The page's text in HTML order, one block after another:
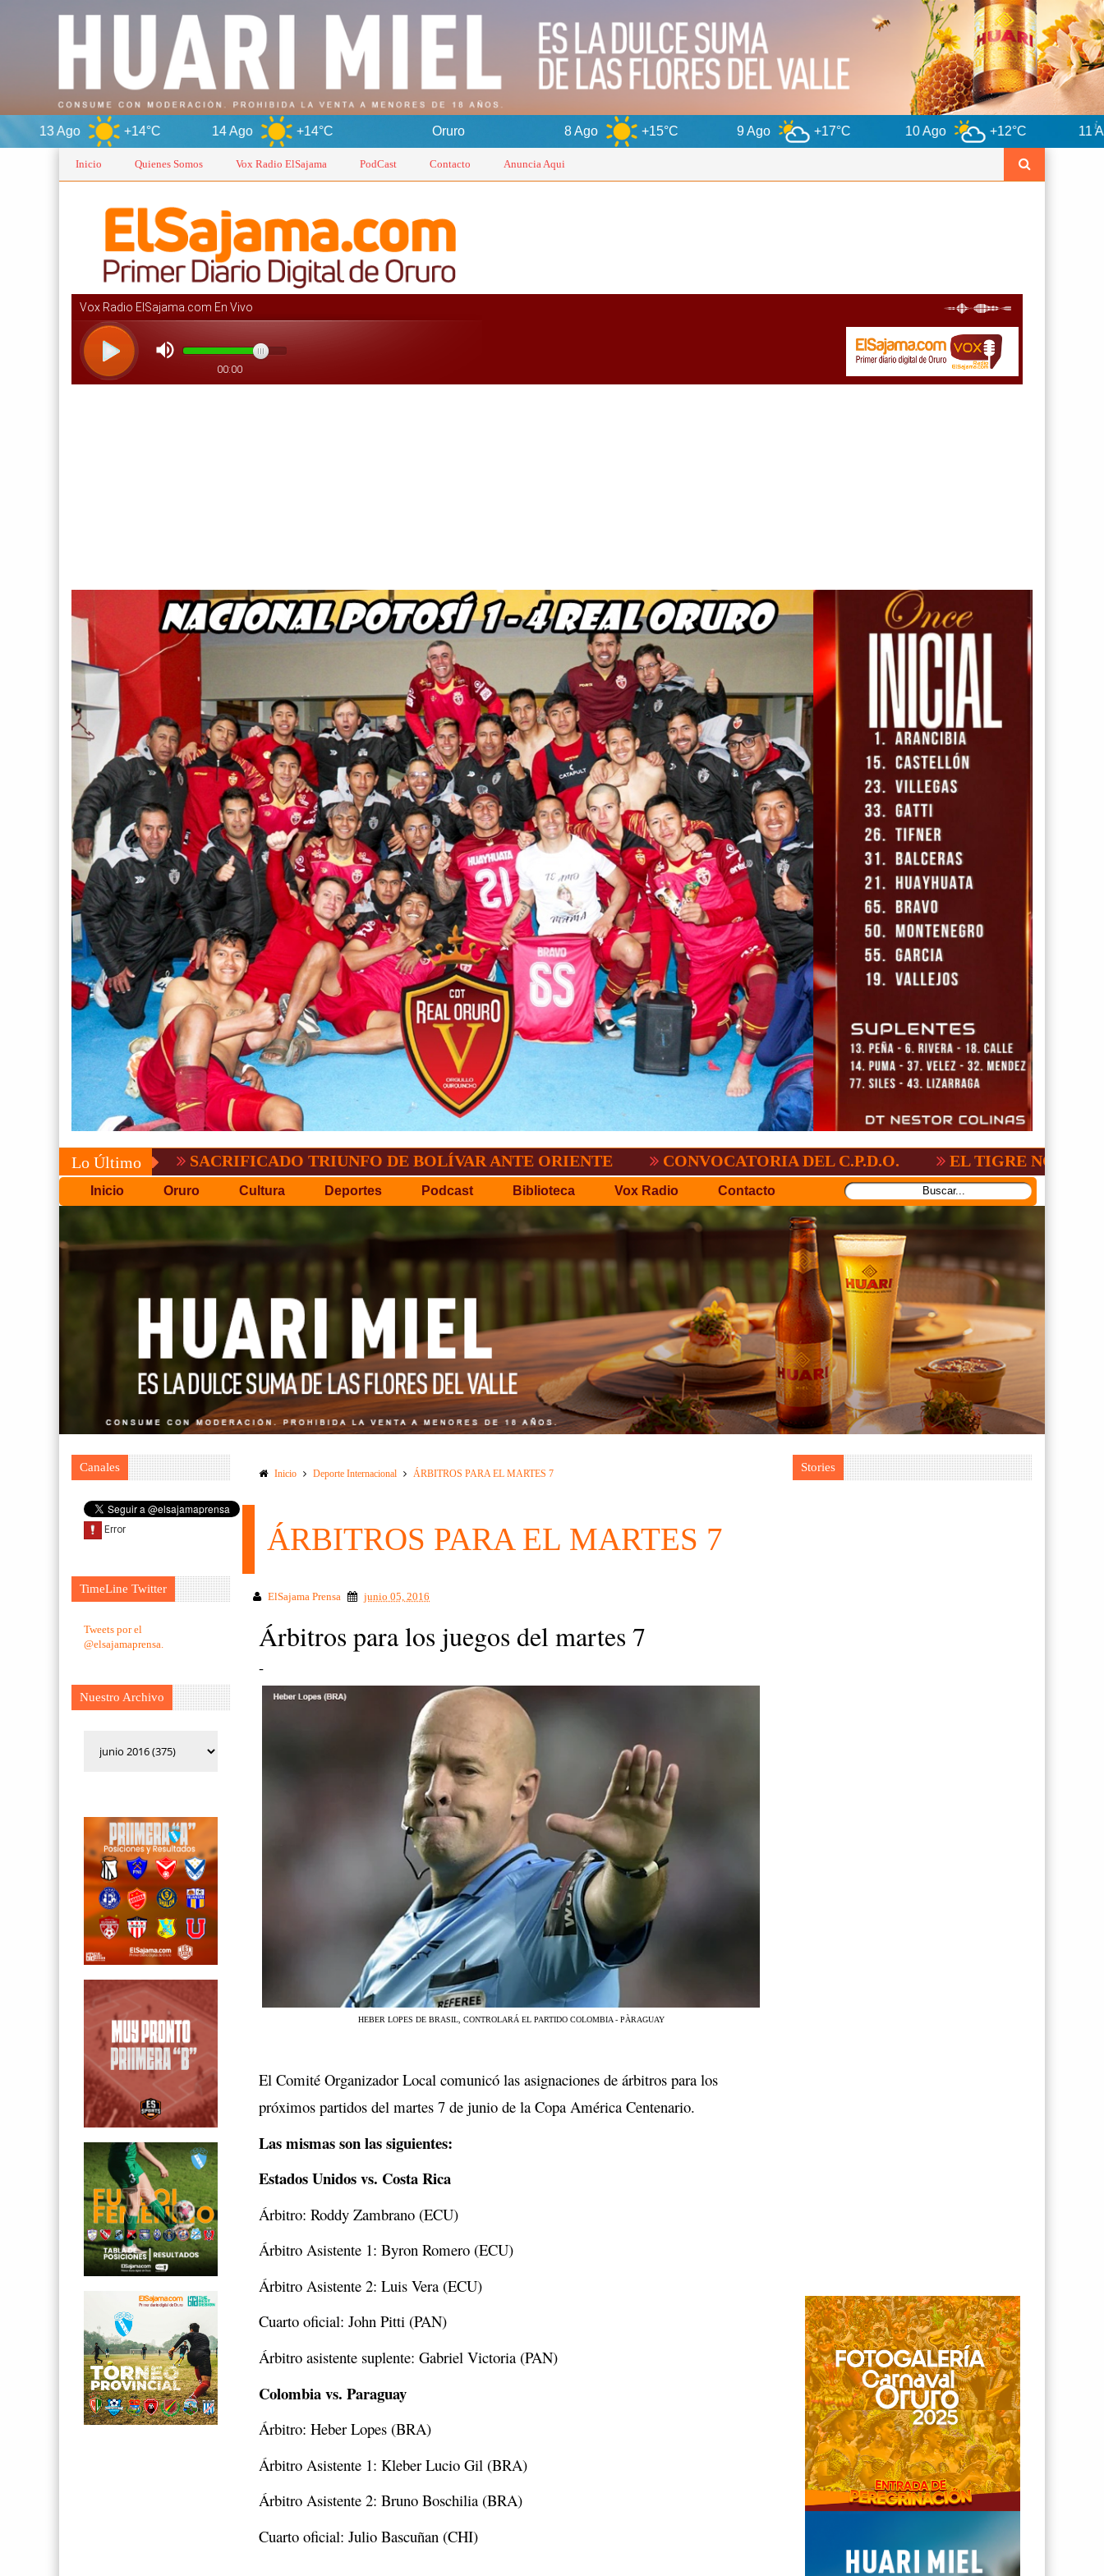
+14°C 14 Ago +14°C +15°C 9 Ago +17°C 10 Ago +12°C 11 Ago
Inicio Quienes Somos Vox Radio ElSajama PodCast Contacto Anuncia Aqui
Lo ÚltimoSACRIFICADO TRIUNFO DE BOLÍVAR ANTE ORIENTE CONVOCATORIA DEL C.P.D.O. EL TIGRE NO PERDONO A
Inicio Oruro Cultura Deportes Podcast Biblioteca Vox Radio Contacto
Canales
TimeLine Twitter
Tweets por el
@elsajamaprensa.
Nuestro Archivo
Inicio Deporte Internacional ÁRBITROS PARA EL MARTES 7
ÁRBITROS PARA EL MARTES 7
ElSajama Prensa junio 05, 2016
Árbitros para los juegos del martes 7
-
HEBER LOPES DE BRASIL, CONTROLARÁ EL PARTIDO COLOMBIA - PÀRAGUAY
El Comité Organizador Local comunicó las asignaciones de árbitros para los
próximos partidos del martes 7 de junio de la Copa América Centenario.
Las mismas son las siguientes:
Estados Unidos vs. Costa Rica
Árbitro: Roddy Zambrano (ECU)
Árbitro Asistente 1: Byron Romero (ECU)
Árbitro Asistente 2: Luis Vera (ECU)
Cuarto oficial: John Pitti (PAN)
Árbitro asistente suplente: Gabriel Victoria (PAN)
Colombia vs. Paraguay
Árbitro: Heber Lopes (BRA)
Árbitro Asistente 1: Kleber Lucio Gil (BRA)
Árbitro Asistente 2: Bruno Boschilia (BRA)
Cuarto oficial: Julio Bascuñan (CHI)
Stories